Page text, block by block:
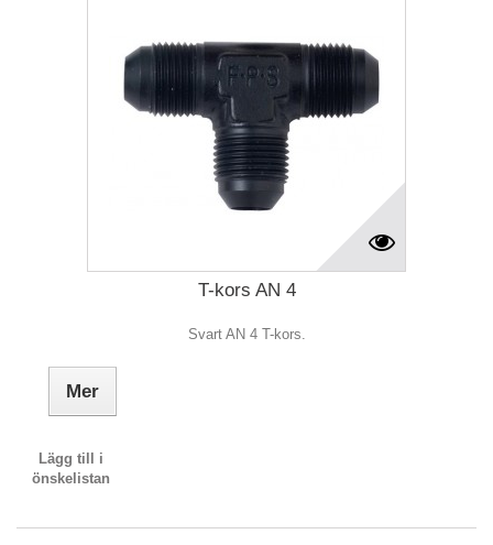
T-kors AN 4
Svart AN 4 T-kors.
Mer
Lägg till i
önskelistan